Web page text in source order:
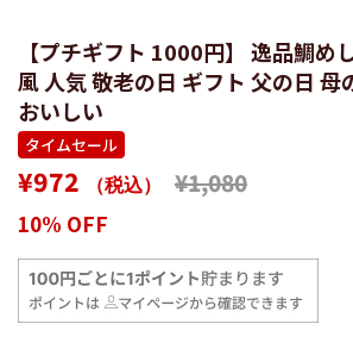
【プチギフト 1000円】 逸品鯛め
風 人気 敬老の日 ギフト 父の日 母
おいしい
タイムセール
通
格
¥972 （税込）
販
格
¥1,080
10% OFF